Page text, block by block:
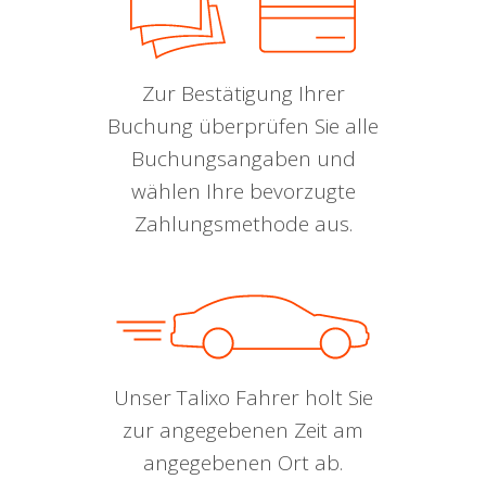
Zur Bestätigung Ihrer
Buchung überprüfen Sie alle
Buchungsangaben und
wählen Ihre bevorzugte
Zahlungsmethode aus.
Unser Talixo Fahrer holt Sie
zur angegebenen Zeit am
angegebenen Ort ab.